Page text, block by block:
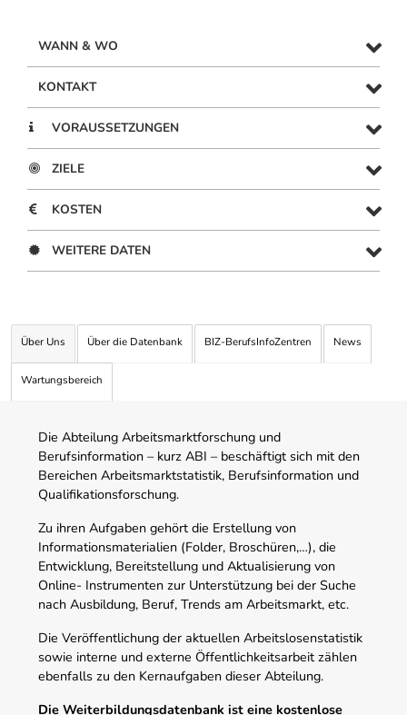
WANN & WO
KONTAKT
VORAUSSETZUNGEN
ZIELE
KOSTEN
WEITERE DATEN
Über Uns Über die Datenbank BIZ-BerufsInfoZentren News
Wartungsbereich
Die Abteilung Arbeitsmarktforschung und
Berufsinformation – kurz ABI – beschäftigt sich mit den
Bereichen Arbeitsmarktstatistik, Berufsinformation und
Qualifikationsforschung.
Zu ihren Aufgaben gehört die Erstellung von
Informationsmaterialien (Folder, Broschüren,…), die
Entwicklung, Bereitstellung und Aktualisierung von
Online- Instrumenten zur Unterstützung bei der Suche
nach Ausbildung, Beruf, Trends am Arbeitsmarkt, etc.
Die Veröffentlichung der aktuellen Arbeitslosenstatistik
sowie interne und externe Öffentlichkeitsarbeit zählen
ebenfalls zu den Kernaufgaben dieser Abteilung.
Die Weiterbildungsdatenbank ist eine kostenlose